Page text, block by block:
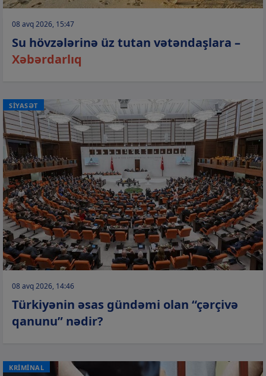
08 avq 2026, 15:47
Su hövzələrinə üz tutan vətəndaşlara –
Xəbərdarlıq
SİYASƏT
08 avq 2026, 14:46
Türkiyənin əsas gündəmi olan “çərçivə
qanunu” nədir?
KRİMİNAL